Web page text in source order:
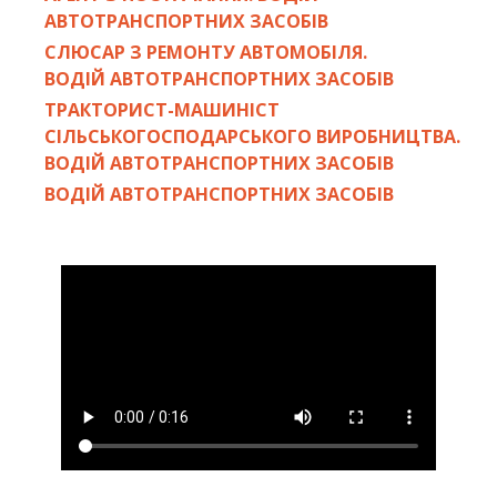
АВТОТРАНСПОРТНИХ ЗАСОБІВ
СЛЮСАР З РЕМОНТУ АВТОМОБІЛЯ.
ВОДІЙ АВТОТРАНСПОРТНИХ ЗАСОБІВ
ТРАКТОРИСТ-МАШИНІСТ
СІЛЬСЬКОГОСПОДАРСЬКОГО ВИРОБНИЦТВА.
ВОДІЙ АВТОТРАНСПОРТНИХ ЗАСОБІВ
ВОДІЙ АВТОТРАНСПОРТНИХ ЗАСОБІВ